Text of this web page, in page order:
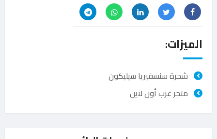
الميزات:
شجرة سنسفيريا سيليكون
متجر عرب أون لاين